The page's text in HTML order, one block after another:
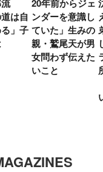
流
道は自
」子
20年前からジェ
ンダーを意識し
ていた」生みの
親・鷲尾天が男
女問わず伝えた
いこと